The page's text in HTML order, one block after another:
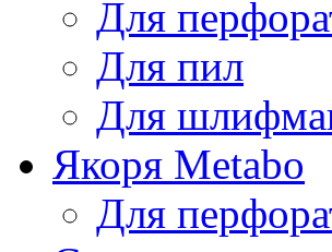
Для
Для пил
Для
Якоря Metabo
Для